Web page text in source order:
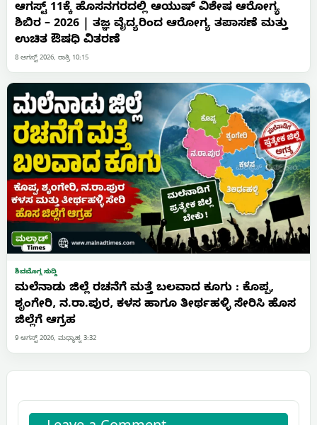
ಆಗಸ್ಟ್ 11ಕ್ಕೆ ಹೊಸನಗರದಲ್ಲಿ ಆಯುಷ್ ವಿಶೇಷ ಆರೋಗ್ಯ
ಶಿಬಿರ – 2026 | ತಜ್ಞ ವೈದ್ಯರಿಂದ ಆರೋಗ್ಯ ತಪಾಸಣೆ ಮತ್ತು
ಉಚಿತ ಔಷಧಿ ವಿತರಣೆ
8 ಆಗಸ್ಟ್ 2026, ರಾತ್ರಿ 10:15
ಶಿವಮೊಗ್ಗ ಸುದ್ದಿ
ಮಲೆನಾಡು ಜಿಲ್ಲೆ ರಚನೆಗೆ ಮತ್ತೆ ಬಲವಾದ ಕೂಗು : ಕೊಪ್ಪ,
ಶೃಂಗೇರಿ, ನ.ರಾ.ಪುರ, ಕಳಸ ಹಾಗೂ ತೀರ್ಥಹಳ್ಳಿ ಸೇರಿಸಿ ಹೊಸ
ಜಿಲ್ಲೆಗೆ ಆಗ್ರಹ
9 ಆಗಸ್ಟ್ 2026, ಮಧ್ಯಾಹ್ನ 3:32